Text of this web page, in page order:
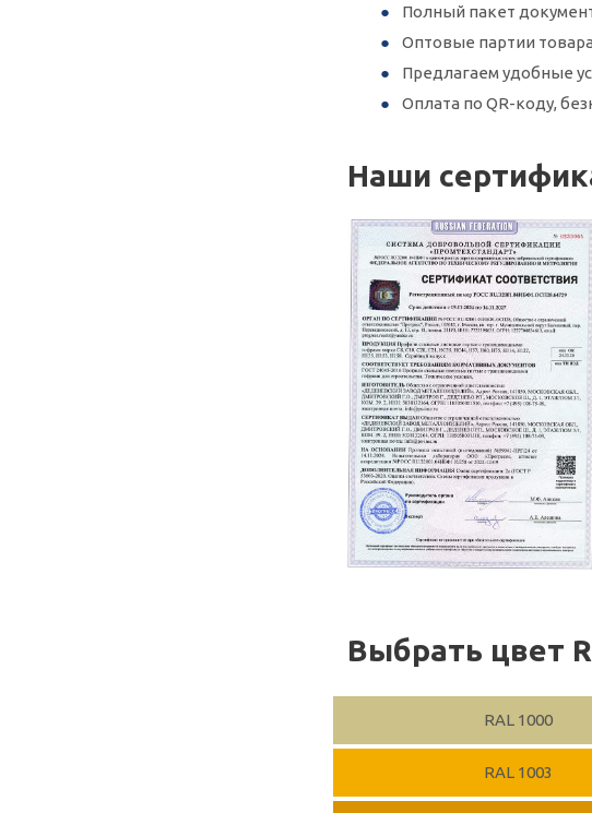
Полный пакет
Оптовые партии
Предлагаем удобные
Оплата по QR-коду,
Наши
Выбрать цвет
RAL 1000
RAL 1003